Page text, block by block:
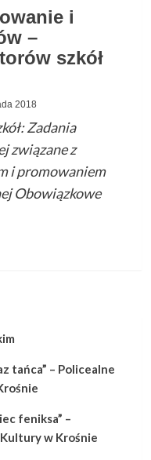
i
–
szkół
2018
Zadania
związane z
i promowaniem
Obowiązkowe
tańca” – Policealne
feniksa” –
w Krośnie